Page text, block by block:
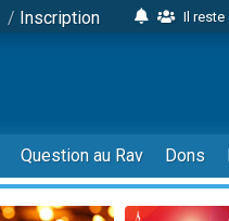
/ Inscription
Il reste
2
6
4
2
17
Question au Rav Dons